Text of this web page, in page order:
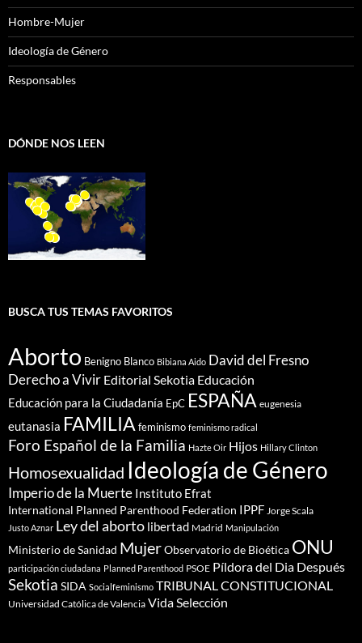
Hombre-Mujer
Ideología de Género
Responsables
DÓNDE NOS LEEN
BUSCA TUS TEMAS FAVORITOS
Aborto Benigno Blanco Bibiana Aido David del Fresno
Derecho a Vivir Editorial Sekotia Educación
Educación para la Ciudadanía EpC ESPAÑA eugenesia
eutanasia FAMILIA feminismo feminismo radical
Foro Español de la Familia Hazte Oir Hijos Hillary Clinton
Homosexualidad Ideología de Género
Imperio de la Muerte Instituto Efrat
International Planned Parenthood Federation IPPF Jorge Scala
Justo Aznar Ley del aborto libertad Madrid Manipulación
Ministerio de Sanidad MujerObservatorio de Bioética ONU
participación ciudadana Planned Parenthood PSOE Píldora del Dia Después
Sekotia SIDA Socialfeminismo TRIBUNAL CONSTITUCIONAL
Universidad Católica de Valencia Vida Selección